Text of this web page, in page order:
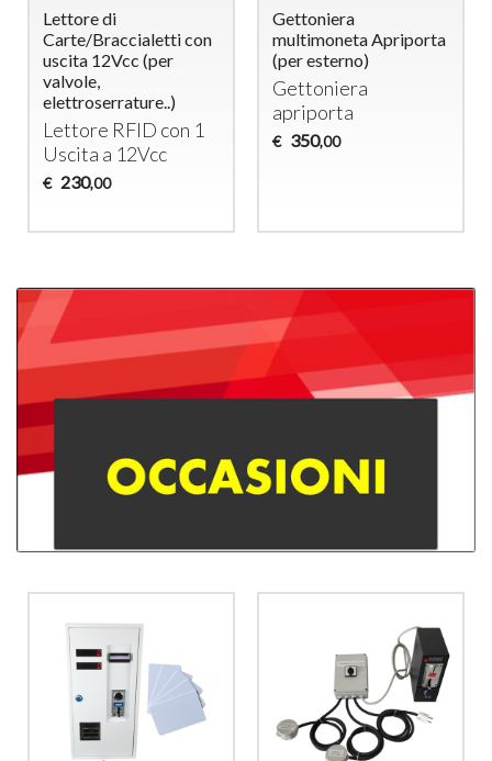
Lettore di
Carte/Braccialetti con
uscita 12Vcc (per
valvole,
elettroserrature..)
Lettore RFID con 1
Uscita a 12Vcc
€ 230,00
Gettoniera
multimoneta Apriporta
(per esterno)
Gettoniera
apriporta
€ 350,00